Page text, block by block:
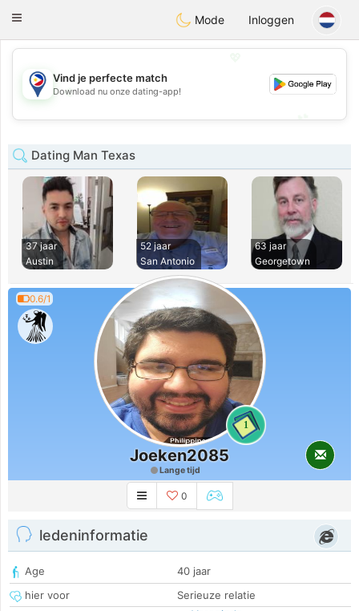
PhilippinesChat
Toggle
Mode Inloggen
💖
💕
Vind je perfecte match
Download nu onze dating-app!
Dating Man Texas
37 jaar
Austin
52 jaar
San Antonio
63 jaar
Georgetown
0.6/1
1
Joeken2085
Lange tijd
0
ledeninformatie
Age
40 jaar
hier voor
Serieuze relatie